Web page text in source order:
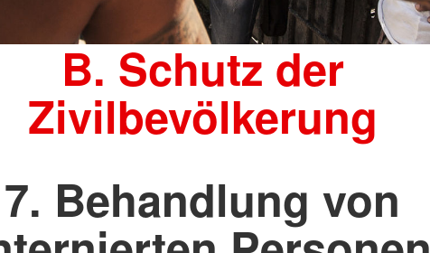
B. Schutz der
Zivilbevölkerung
7. Behandlung von